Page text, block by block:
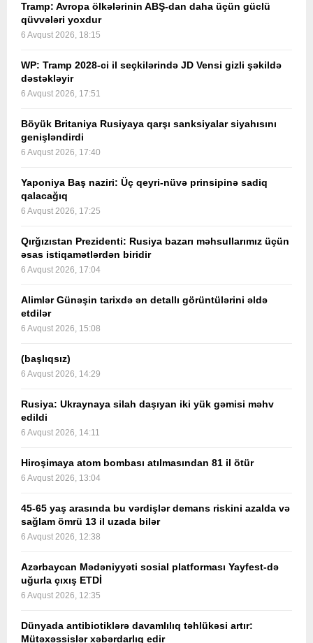
Tramp: Avropa ölkələrinin ABŞ-dan daha üçün güclü
qüvvələri yoxdur
6 Avqust 2026, 18:15
WP: Tramp 2028-ci il seçkilərində JD Vensi gizli şəkildə
dəstəkləyir
6 Avqust 2026, 17:51
Böyük Britaniya Rusiyaya qarşı sanksiyalar siyahısını
genişləndirdi
6 Avqust 2026, 17:40
Yaponiya Baş naziri: Üç qeyri-nüvə prinsipinə sadiq
qalacağıq
6 Avqust 2026, 17:25
Qırğızıstan Prezidenti: Rusiya bazarı məhsullarımız üçün
əsas istiqamətlərdən biridir
6 Avqust 2026, 17:04
Alimlər Günəşin tarixdə ən detallı görüntülərini əldə
etdilər
6 Avqust 2026, 15:08
(başlıqsız)
6 Avqust 2026, 14:29
Rusiya: Ukraynaya silah daşıyan iki yük gəmisi məhv
edildi
6 Avqust 2026, 14:11
Hiroşimaya atom bombası atılmasından 81 il ötür
6 Avqust 2026, 13:04
45-65 yaş arasında bu vərdişlər demans riskini azalda və
sağlam ömrü 13 il uzada bilər
6 Avqust 2026, 12:38
Azərbaycan Mədəniyyəti sosial platforması Yayfest-də
uğurla çıxış ETDİ
6 Avqust 2026, 12:35
Dünyada antibiotiklərə davamlılıq təhlükəsi artır:
Mütəxəssislər xəbərdarlıq edir